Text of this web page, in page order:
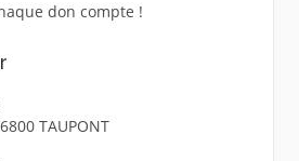
don compte !
TAUPONT